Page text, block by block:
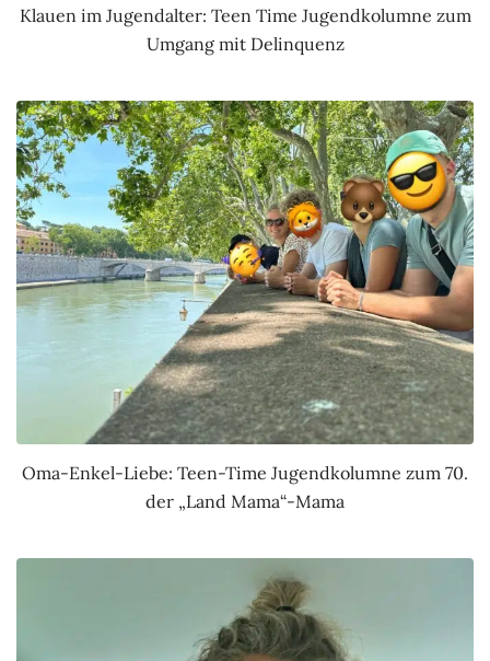
Klauen im Jugendalter: Teen Time Jugendkolumne zum
Umgang mit Delinquenz
Oma-Enkel-Liebe: Teen-Time Jugendkolumne zum 70.
der „Land Mama“-Mama